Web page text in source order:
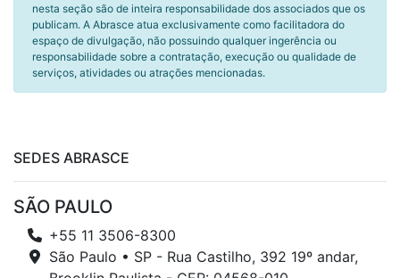
nesta seção são de inteira responsabilidade dos associados que os
publicam. A Abrasce atua exclusivamente como facilitadora do
espaço de divulgação, não possuindo qualquer ingerência ou
responsabilidade sobre a contratação, execução ou qualidade de
serviços, atividades ou atrações mencionadas.
SEDES ABRASCE
SÃO PAULO
+55 11 3506-8300
São Paulo • SP - Rua Castilho, 392 19º andar,